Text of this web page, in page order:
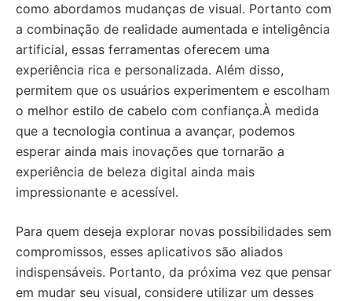
como abordamos mudanças de visual. Portanto com
a combinação de realidade aumentada e inteligência
artificial, essas ferramentas oferecem uma
experiência rica e personalizada. Além disso,
permitem que os usuários experimentem e escolham
o melhor estilo de cabelo com confiança.À medida
que a tecnologia continua a avançar, podemos
esperar ainda mais inovações que tornarão a
experiência de beleza digital ainda mais
impressionante e acessível.
Para quem deseja explorar novas possibilidades sem
compromissos, esses aplicativos são aliados
indispensáveis. Portanto, da próxima vez que pensar
em mudar seu visual, considere utilizar um desses